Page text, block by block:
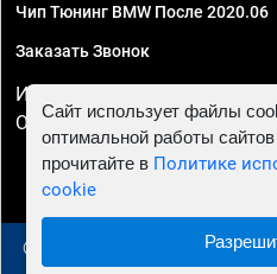
Чип Тюнинг BMW После 2020.06
Заказать Звонок
ИП Смирнов Георгий
ОГРНИП 324470400032610
© 2010 - 2026 Чип тюнинг в
Сайт использует файлы
оптимальной работы
прочитайте в Политике
cookie